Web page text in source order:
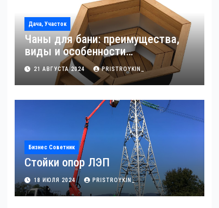
Дача, Участок
Чаны для бани: преимущества,
виды и особенности
использования
21 АВГУСТА 2024 PRISTROYKIN_
Бизнес Советник
Стойки опор ЛЭП
18 ИЮЛЯ 2024 PRISTROYKIN_